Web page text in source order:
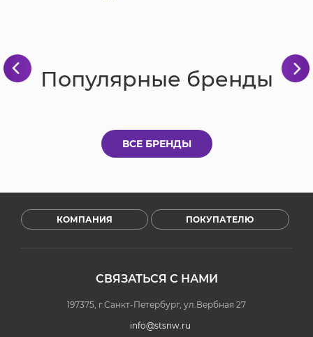
Популярные бренды
ВСЕ БРЕНДЫ
КОМПАНИЯ ПОКУПАТЕЛЮ
СВЯЗАТЬСЯ С НАМИ
197375, г.Санкт-Петербург, ул.Вербная 27
info@stsnw.ru